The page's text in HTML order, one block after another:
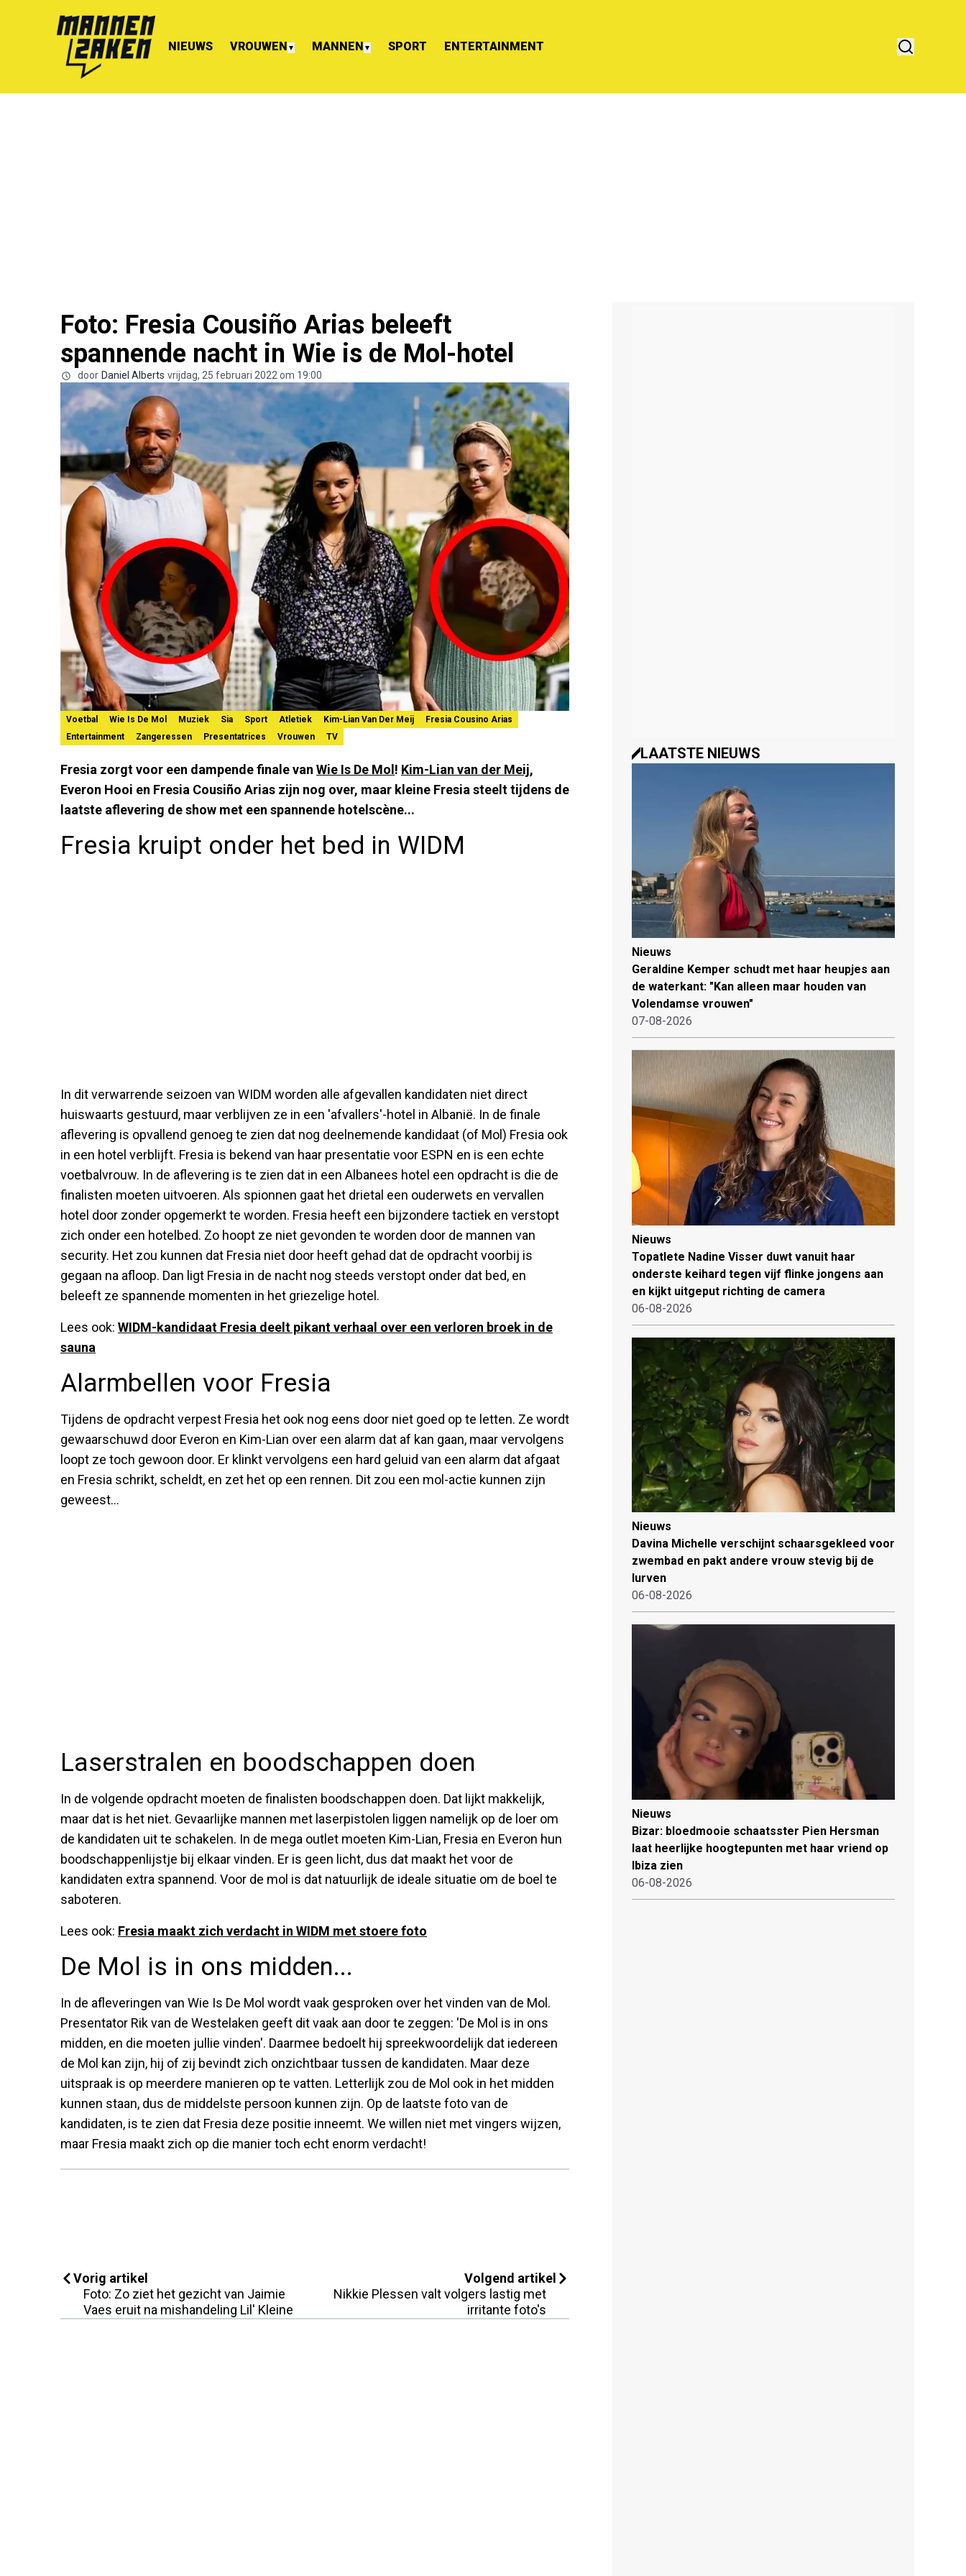
NIEUWS VROUWEN ▼ MANNEN ▼ SPORT ENTERTAINMENT
Foto: Fresia Cousiño Arias beleeft
spannende nacht in Wie is de Mol-hotel
door Daniel Alberts vrijdag, 25 februari 2022 om 19:00
Voetbal Wie Is De Mol Muziek Sia Sport Atletiek Kim-Lian Van Der Meij
Fresia Cousino Arias
Entertainment
Zangeressen Presentatrices Vrouwen TV
Fresia zorgt voor een dampende finale van Wie Is De Mol ! Kim-Lian van der Meij,
Everon Hooi en Fresia Cousiño Arias zijn nog over, maar kleine Fresia steelt tijdens de
laatste aflevering de show met een spannende hotelscène...
Fresia kruipt onder het bed in WIDM
In dit verwarrende seizoen van WIDM worden alle afgevallen kandidaten niet direct
huiswaarts gestuurd, maar verblijven ze in een 'afvallers'-hotel in Albanië. In de finale
aflevering is opvallend genoeg te zien dat nog deelnemende kandidaat (of Mol) Fresia ook
in een hotel verblijft. Fresia is bekend van haar presentatie voor ESPN en is een echte
voetbalvrouw. In de aflevering is te zien dat in een Albanees hotel een opdracht is die de
finalisten moeten uitvoeren. Als spionnen gaat het drietal een ouderwets en vervallen
hotel door zonder opgemerkt te worden. Fresia heeft een bijzondere tactiek en verstopt
zich onder een hotelbed. Zo hoopt ze niet gevonden te worden door de mannen van
security. Het zou kunnen dat Fresia niet door heeft gehad dat de opdracht voorbij is
gegaan na afloop. Dan ligt Fresia in de nacht nog steeds verstopt onder dat bed, en
beleeft ze spannende momenten in het griezelige hotel.
Lees ook: WIDM-kandidaat Fresia deelt pikant verhaal over een verloren broek in de
sauna
Alarmbellen voor Fresia
Tijdens de opdracht verpest Fresia het ook nog eens door niet goed op te letten. Ze wordt
gewaarschuwd door Everon en Kim-Lian over een alarm dat af kan gaan, maar vervolgens
loopt ze toch gewoon door. Er klinkt vervolgens een hard geluid van een alarm dat afgaat
en Fresia schrikt, scheldt, en zet het op een rennen. Dit zou een mol-actie kunnen zijn
geweest...
Laserstralen en boodschappen doen
In de volgende opdracht moeten de finalisten boodschappen doen. Dat lijkt makkelijk,
maar dat is het niet. Gevaarlijke mannen met laserpistolen liggen namelijk op de loer om
de kandidaten uit te schakelen. In de mega outlet moeten Kim-Lian, Fresia en Everon hun
boodschappenlijstje bij elkaar vinden. Er is geen licht, dus dat maakt het voor de
kandidaten extra spannend. Voor de mol is dat natuurlijk de ideale situatie om de boel te
saboteren.
Lees ook: Fresia maakt zich verdacht in WIDM met stoere foto
De Mol is in ons midden...
In de afleveringen van Wie Is De Mol wordt vaak gesproken over het vinden van de Mol.
Presentator Rik van de Westelaken geeft dit vaak aan door te zeggen: 'De Mol is in ons
midden, en die moeten jullie vinden'. Daarmee bedoelt hij spreekwoordelijk dat iedereen
de Mol kan zijn, hij of zij bevindt zich onzichtbaar tussen de kandidaten. Maar deze
uitspraak is op meerdere manieren op te vatten. Letterlijk zou de Mol ook in het midden
kunnen staan, dus de middelste persoon kunnen zijn. Op de laatste foto van de
kandidaten, is te zien dat Fresia deze positie inneemt. We willen niet met vingers wijzen,
maar Fresia maakt zich op die manier toch echt enorm verdacht!
Vorig artikel
Foto: Zo ziet het gezicht van Jaimie
Vaes eruit na mishandeling Lil' Kleine
Volgend artikel
Nikkie Plessen valt volgers lastig met
irritante foto's
LAATSTE NIEUWS
Nieuws
Geraldine Kemper schudt met haar heupjes aan
de waterkant: "Kan alleen maar houden van
Volendamse vrouwen"
07-08-2026
Nieuws
Topatlete Nadine Visser duwt vanuit haar
onderste keihard tegen vijf flinke jongens aan
en kijkt uitgeput richting de camera
06-08-2026
Nieuws
Davina Michelle verschijnt schaarsgekleed voor
zwembad en pakt andere vrouw stevig bij de
lurven
06-08-2026
Nieuws
Bizar: bloedmooie schaatsster Pien Hersman
laat heerlijke hoogtepunten met haar vriend op
Ibiza zien
06-08-2026